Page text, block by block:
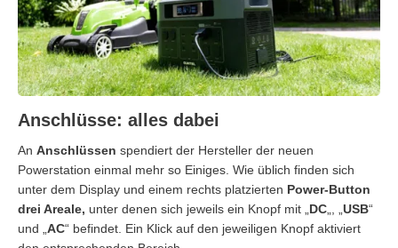
Anschlüsse: alles dabei
An Anschlüssen spendiert der Hersteller der neuen
Powerstation einmal mehr so Einiges. Wie üblich finden sich
unter dem Display und einem rechts platzierten Power-Button
drei Areale, unter denen sich jeweils ein Knopf mit „DC„, „USB“
und „AC“ befindet. Ein Klick auf den jeweiligen Knopf aktiviert